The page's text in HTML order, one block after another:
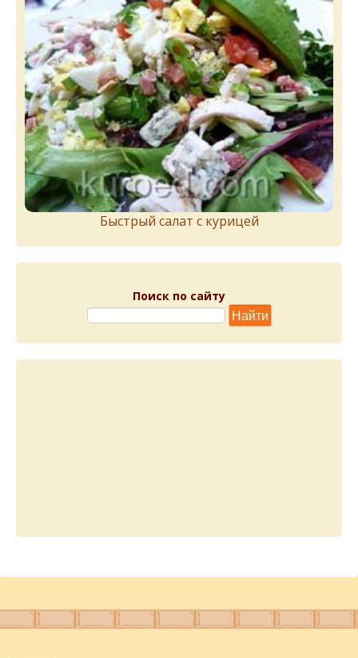
Быстрый салат с курицей
Поиск по сайту